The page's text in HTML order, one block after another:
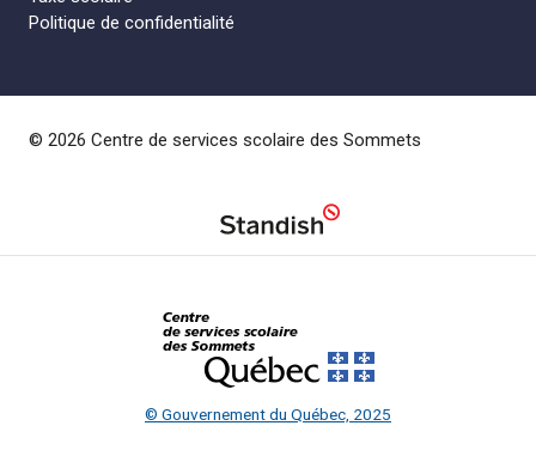
Politique de confidentialité
© 2026 Centre de services scolaire des Sommets
© Gouvernement du Québec, 2025